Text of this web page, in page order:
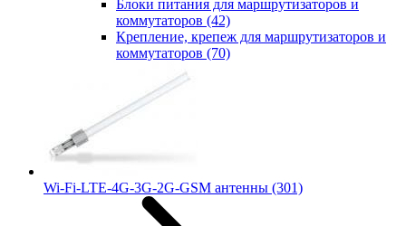
Блоки питания для маршрутизаторов и
коммутаторов (42)
Крепление, крепеж для маршрутизаторов и
коммутаторов (70)
Wi-Fi-LTE-4G-3G-2G-GSM антенны (301)